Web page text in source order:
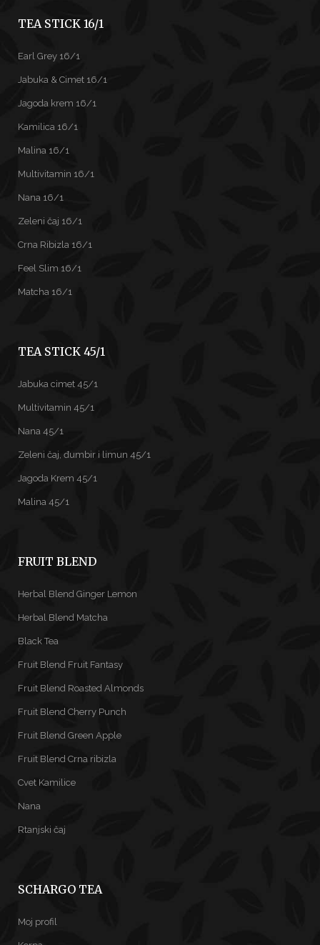
TEA STICK 16/1
Earl Grey 16/1
Jabuka & Cimet 16/1
Jagoda krem 16/1
Kamilica 16/1
Malina 16/1
Multivitamin 16/1
Nana 16/1
Zeleni čaj 16/1
Crna Ribizla 16/1
Feel Slim 16/1
Matcha 16/1
TEA STICK 45/1
Jabuka cimet 45/1
Multivitamin 45/1
Nana 45/1
Zeleni čaj, đumbir i limun 45/1
Jagoda Krem 45/1
Malina 45/1
FRUIT BLEND
Herbal Blend Ginger Lemon
Herbal Blend Matcha
Black Tea
Fruit Blend Fruit Fantasy
Fruit Blend Roasted Almonds
Fruit Blend Cherry Punch
Fruit Blend Green Apple
Fruit Blend Crna ribizla
Cvet Kamilice
Nana
Rtanjski čaj
SCHARGO TEA
Moj profil